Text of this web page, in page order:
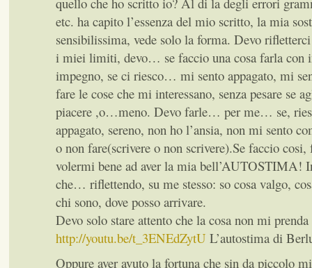
etc. ha capito l’essenza del mio scritto, la mia
sensibilissima, vede solo la forma. Devo
i miei limiti, devo… se faccio una cosa farla con
impegno, se ci riesco… mi sento appagato, mi
fare le cose che mi interessano, senza pesare se
piacere ,o…meno. Devo farle… per me… se,
appagato, sereno, non ho l’ansia, non mi sento
o non fare(scrivere o non scrivere).Se faccio
volermi bene ad aver la mia bell’AUTOSTIMA!
che… riflettendo, su me stesso: so cosa valgo,
chi sono, dove posso arrivare.
Devo solo stare attento che la cosa non mi
http://youtu.be/t_3ENEdZytU L’autostima di
Oppure aver avuto la fortuna che sin da piccolo